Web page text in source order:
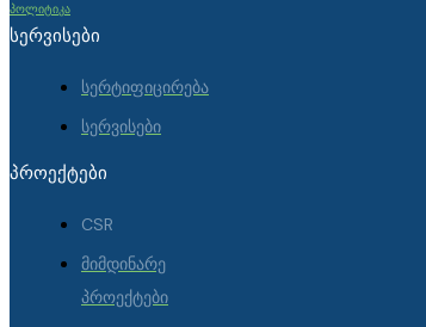
პოლიტიკა
ᲡᲔᲠᲕᲘᲡᲔᲑᲘ
სერტიფიცირება
სერვისები
ᲞᲠᲝᲔᲥᲢᲔᲑᲘ
CSR
მიმდინარე
პროექტები